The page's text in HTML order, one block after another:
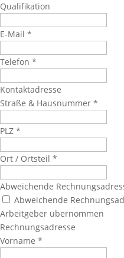
Qualifikation
E-Mail *
Telefon *
Kontaktadresse
Straße & Hausnummer *
PLZ *
Ort / Ortsteil *
Abweichende
Abweichende
Arbeitgeber übernommen
Rechnungsadresse
Vorname *